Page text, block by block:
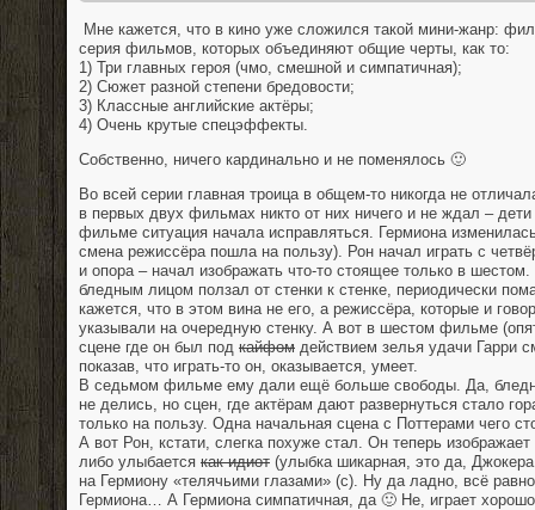
Мне кажется, что в кино уже сложился такой мини-жанр:
серия фильмов, которых объединяют общие черты, как то:
1) Три главных героя (чмо, смешной и симпатичная);
2) Сюжет разной степени бредовости;
3) Классные английские актёры;
4) Очень крутые спецэффекты.
Собственно, ничего кардинально и не поменялось 🙂
Во всей серии главная троица в общем-то никогда не
в первых двух фильмах никто от них ничего и не ждал – дети
фильме ситуация начала исправляться. Гермиона
смена режиссёра пошла на пользу). Рон начал играть с
и опора – начал изображать что-то стоящее только в
бледным лицом ползал от стенки к стенке, периодически
кажется, что в этом вина не его, а режиссёра, которые и
указывали на очередную стенку. А вот в шестом фильме
сцене где он был под кайфом действием зелья удачи Гарри
показав, что играть-то он, оказывается, умеет.
В седьмом фильме ему дали ещё больше свободы. Да,
не делись, но сцен, где актёрам дают развернуться стало
только на пользу. Одна начальная сцена с Поттерами чего
А вот Рон, кстати, слегка похуже стал. Он теперь
либо улыбается как идиот (улыбка шикарная, это да,
на Гермиону «телячьими глазами» (с). Ну да ладно, всё
Гермиона… А Гермиона симпатичная, да 🙂 Не, играет